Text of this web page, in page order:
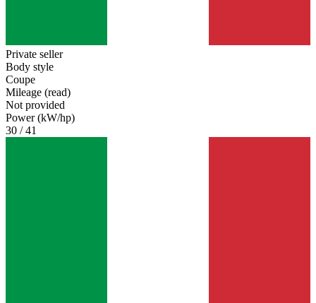
Private seller
Body style
Coupe
Mileage (read)
Not provided
Power (kW/hp)
30 / 41